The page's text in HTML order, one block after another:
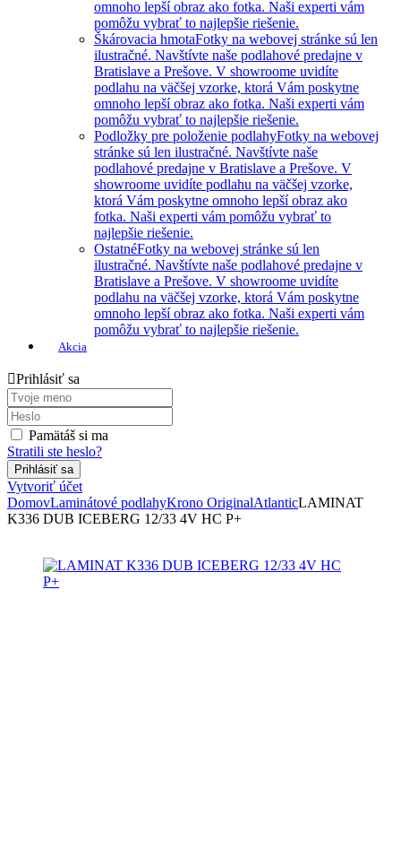
omnoho lepší obraz ako fotka. Naši experti vám
pomôžu vybrať to najlepšie riešenie.
Škárovacia hmotaFotky na webovej stránke sú len
ilustračné. Navštívte naše podlahové predajne v
Bratislave a Prešove. V showroome uvidíte
podlahu na väčšej vzorke, ktorá Vám poskytne
omnoho lepší obraz ako fotka. Naši experti vám
pomôžu vybrať to najlepšie riešenie.
Podložky pre položenie podlahyFotky na webovej
stránke sú len ilustračné. Navštívte naše
podlahové predajne v Bratislave a Prešove. V
showroome uvidíte podlahu na väčšej vzorke,
ktorá Vám poskytne omnoho lepší obraz ako
fotka. Naši experti vám pomôžu vybrať to
najlepšie riešenie.
OstatnéFotky na webovej stránke sú len
ilustračné. Navštívte naše podlahové predajne v
Bratislave a Prešove. V showroome uvidíte
podlahu na väčšej vzorke, ktorá Vám poskytne
omnoho lepší obraz ako fotka. Naši experti vám
pomôžu vybrať to najlepšie riešenie.
Akcia
Prihlásiť sa
Pamätáš si ma
Stratili ste heslo?
Vytvoriť účet
DomovLaminátové podlahyKrono OriginalAtlanticLAMINAT
K336 DUB ICEBERG 12/33 4V HC P+